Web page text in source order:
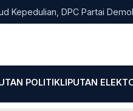
DPC Partai Demokrat
POLITIKLIPUTAN